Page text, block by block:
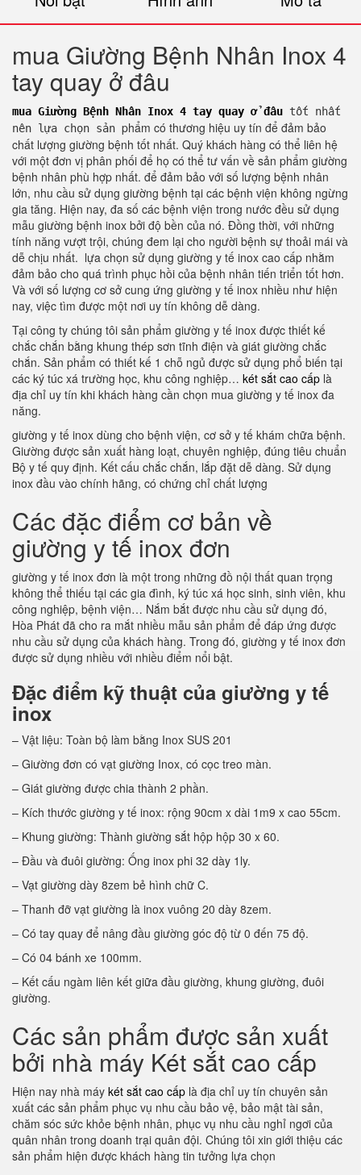
mua Giường Bệnh Nhân Inox 4
tay quay ở đâu
mua Giường Bệnh Nhân Inox 4 tay quay ở đâu tốt nhất
nên lựa chọn sản phẩm có thương hiệu uy tín để đảm bảo
chất lượng giường bệnh tốt nhất. Quý khách hàng có thể liên hệ
với một đơn vị phân phối để họ có thể tư vấn về sản phẩm giường
bệnh nhân phù hợp nhất. để đảm bảo với số lượng bệnh nhân
lớn, nhu cầu sử dụng giường bệnh tại các bệnh viện không ngừng
gia tăng. Hiện nay, đa số các bệnh viện trong nước đều sử dụng
mẫu giường bệnh inox bởi độ bền của nó. Đồng thời, với những
tính năng vượt trội, chúng đem lại cho người bệnh sự thoải mái và
dễ chịu nhất. lựa chọn sử dụng giường y tế inox cao cấp nhằm
đảm bảo cho quá trình phục hồi của bệnh nhân tiến triển tốt hơn.
Và với số lượng cơ sở cung ứng giường y tế inox nhiều như hiện
nay, việc tìm được một nơi uy tín không dễ dàng.
Tại công ty chúng tôi sản phẩm giường y tế inox được thiết kế
chắc chắn bằng khung thép sơn tĩnh điện và giát giường chắc
chắn. Sản phẩm có thiết kế 1 chỗ ngủ được sử dụng phổ biến tại
các ký túc xá trường học, khu công nghiệp… két sắt cao cấp là
địa chỉ uy tín khi khách hàng cần chọn mua giường y tế inox đa
năng.
giường y tế inox dùng cho bệnh viện, cơ sở y tế khám chữa bệnh.
Giường được sản xuất hàng loạt, chuyên nghiệp, đúng tiêu chuẩn
Bộ y tế quy định. Kết cấu chắc chắn, lắp đặt dễ dàng. Sử dụng
inox đầu vào chính hãng, có chứng chỉ chất lượng
Các đặc điểm cơ bản về
giường y tế inox đơn
giường y tế inox đơn là một trong những đồ nội thất quan trọng
không thể thiếu tại các gia đình, ký túc xá học sinh, sinh viên, khu
công nghiệp, bệnh viện… Nắm bắt được nhu cầu sử dụng đó,
Hòa Phát đã cho ra mắt nhiều mẫu sản phẩm để đáp ứng được
nhu cầu sử dụng của khách hàng. Trong đó, giường y tế inox đơn
được sử dụng nhiều với nhiều điểm nổi bật.
Đặc điểm kỹ thuật của giường y tế
inox
– Vật liệu: Toàn bộ làm bằng Inox SUS 201
– Giường đơn có vạt giường Inox, có cọc treo màn.
– Giát giường được chia thành 2 phần.
– Kích thước giường y tế inox: rộng 90cm x dài 1m9 x cao 55cm.
– Khung giường: Thành giường sắt hộp hộp 30 x 60.
– Đầu và đuôi giường: Ống inox phi 32 dày 1ly.
– Vạt giường dày 8zem bẻ hình chữ C.
– Thanh đỡ vạt giường là inox vuông 20 dày 8zem.
– Có tay quay để nâng đầu giường góc độ từ 0 đến 75 độ.
– Có 04 bánh xe 100mm.
– Kết cấu ngàm liên kết giữa đầu giường, khung giường, đuôi
giường.
Các sản phẩm được sản xuất
bởi nhà máy Két sắt cao cấp
Hiện nay nhà máy két sắt cao cấp là địa chỉ uy tín chuyên sản
xuất các sản phẩm phục vụ nhu cầu bảo vệ, bảo mật tài sản,
chăm sóc sức khỏe bệnh nhân, phục vụ nhu cầu nghỉ ngơi của
quân nhân trong doanh trại quân đội. Chúng tôi xin giới thiệu các
sản phẩm hiện được khách hàng tin tưởng lựa chọn